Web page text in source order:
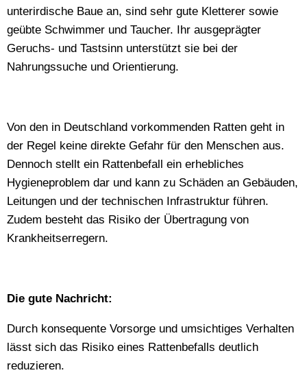
unterirdische Baue an, sind sehr gute Kletterer sowie
geübte Schwimmer und Taucher. Ihr ausgeprägter
Geruchs- und Tastsinn unterstützt sie bei der
Nahrungssuche und Orientierung.
Von den in Deutschland vorkommenden Ratten geht in
der Regel keine direkte Gefahr für den Menschen aus.
Dennoch stellt ein Rattenbefall ein erhebliches
Hygieneproblem dar und kann zu Schäden an Gebäuden,
Leitungen und der technischen Infrastruktur führen.
Zudem besteht das Risiko der Übertragung von
Krankheitserregern.
Die gute Nachricht:
Durch konsequente Vorsorge und umsichtiges Verhalten
lässt sich das Risiko eines Rattenbefalls deutlich
reduzieren.